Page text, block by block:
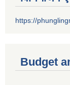
https://
Budget